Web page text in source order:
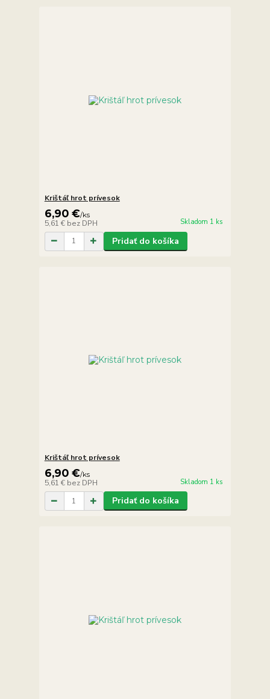
Krištáľ hrot prívesok
6,90 €/ks
5,61 € bez DPH Skladom 1 ks
Pridať do košíka
Krištáľ hrot prívesok
6,90 €/ks
5,61 € bez DPH Skladom 1 ks
Pridať do košíka